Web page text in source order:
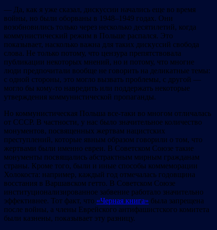
— Да, как я уже сказал, дискуссии начались еще во время
войны, но были оборваны в 1948–1949 годах. Они
возобновились только через несколько десятилетий, когда
коммунистический режим в Польше распался. Это
показывает, насколько важна для таких дискуссий свобода
слова. Не только потому, что цензура препятствовала
публикации некоторых мнений, но и потому, что многие
люди предпочитали вообще не говорить на деликатные темы:
с одной стороны, это могло вызвать проблемы, с другой —
могло бы кому-то навредить или поддержать некоторые
утверждения коммунистической пропаганды.
Но коммунистическая Польша все-таки во многом отличалась
от СССР. В частности, у нас было значительное количество
монументов, посвященных жертвам нацистских
преступлений, которые явным образом говорили о том, что
жертвами были именно евреи. В Советском Союзе такие
монументы посвящались абстрактным мирным гражданам
страны. Кроме того, были и иные способы коммеморации
Холокоста: например, каждый год отмечалась годовщина
восстания в Варшавском гетто. В Советском Союзе
институционализированное забвение работало значительно
эффективнее. Тот факт, что «Черная книга» была запрещена
после войны, а члены Еврейского антифашистского комитета
были казнены, показывает эту разницу.